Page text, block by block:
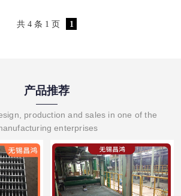
业生产踏步板的厂家之..
共 4 条 1 页 1
产品推荐
production and sales in one of the
enterprises